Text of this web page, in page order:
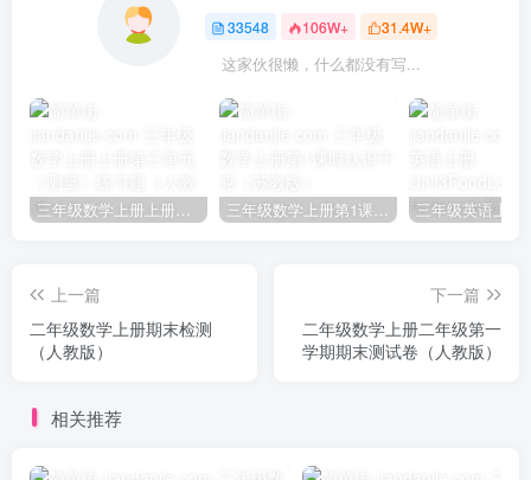
33548 106W+ 31.4W+
这家伙很懒，什么都没有写...
上一篇
二年级数学上册期末检测
（人教版）
下一篇
二年级数学上册二年级第一
学期期末测试卷（人教版）
相关推荐